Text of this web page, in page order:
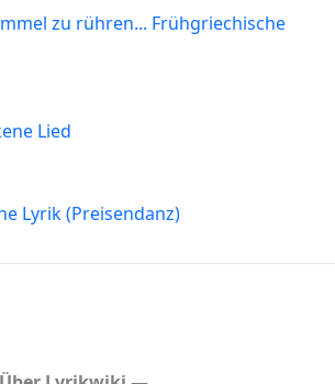
zu rühren... Frühgriechische
Lied
Lyrik (Preisendanz)